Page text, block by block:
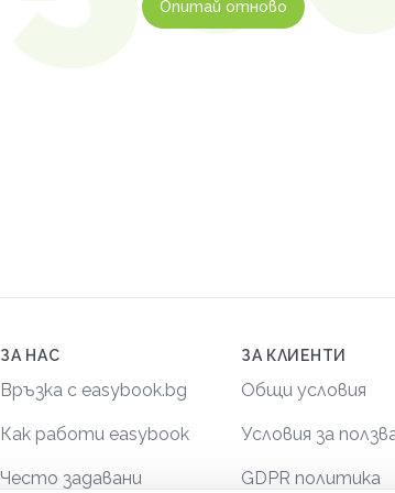
Опитай отново
ЗА НАС
Връзка с easybook.bg
Как работи easybook
Често задавани
ЗА КЛИЕНТИ
Общи условия
Условия за
GDPR политика